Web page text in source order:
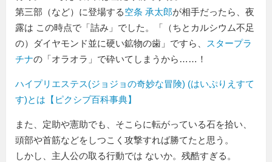
第三部（など）に登場する空条 承太郎が相手だったら、夜
露は この時点で「詰み」でした。「（ちとカルシウム不足
の）ダイヤモンド並に硬い鉱物の歯」ですら、
スタープラ
チナの「オラオラ」で砕いてしまうから……！
ハイプリエステス(ジョジョの奇妙な冒険) (はいぷりえすて
す)とは【ピクシブ百科事典】
また、定助や憲助でも、そこらに転がっている石を拾い、
頭部や首筋などをしつこく攻撃すれば勝てたと思う。
しかし、主人公の取る行動では ないか。残酷すぎる。